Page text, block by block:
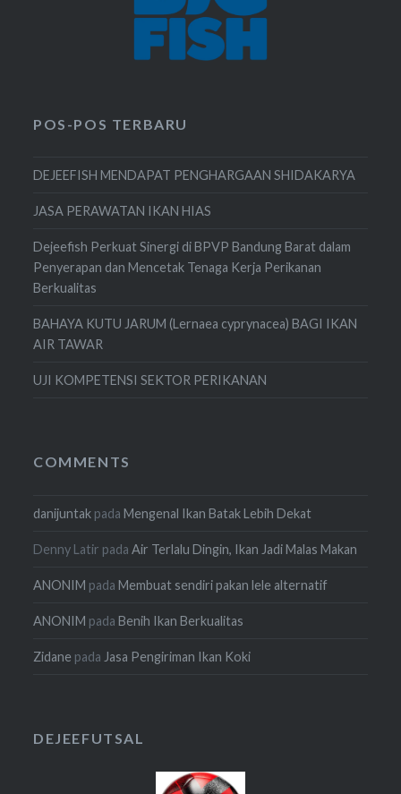
POS-POS TERBARU
DEJEEFISH MENDAPAT PENGHARGAAN SHIDAKARYA
JASA PERAWATAN IKAN HIAS
Dejeefish Perkuat Sinergi di BPVP Bandung Barat dalam
Penyerapan dan Mencetak Tenaga Kerja Perikanan
Berkualitas
BAHAYA KUTU JARUM (Lernaea cyprynacea) BAGI IKAN
AIR TAWAR
UJI KOMPETENSI SEKTOR PERIKANAN
COMMENTS
danijuntak padaMengenal Ikan Batak Lebih Dekat
Denny Latir padaAir Terlalu Dingin, Ikan Jadi Malas Makan
ANONIM padaMembuat sendiri pakan lele alternatif
ANONIM padaBenih Ikan Berkualitas
Zidane pada Jasa Pengiriman Ikan Koki
DEJEEFUTSAL